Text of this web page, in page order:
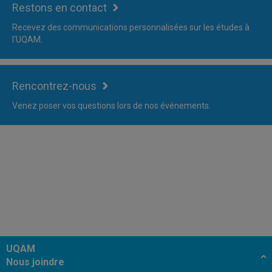
Restons en contact
Recevez des communications personnalisées sur les études à
l'UQAM.
Rencontrez-nous
Venez poser vos questions lors de nos événements.
UQAM
Nous joindre